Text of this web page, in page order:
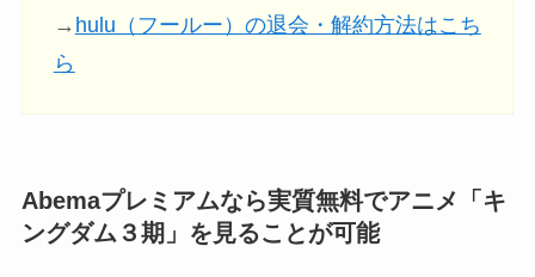
→ hulu（フールー）の退会・解約方法はこち
ら
Abemaプレミアムなら実質無料でアニメ「キ
ングダム３期」 を見ることが可能